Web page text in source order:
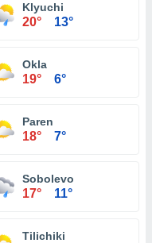
Klyuchi
20° 13°
Okla
19° 6°
Paren
18° 7°
Sobolevo
17° 11°
Tilichiki